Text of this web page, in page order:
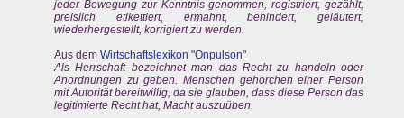
jeder Bewegung zur Kenntnis genommen, registriert, gezählt,
preislich etikettiert, ermahnt, behindert, geläutert,
wiederhergestellt, korrigiert zu werden.
Aus dem Wirtschaftslexikon "Onpulson"
Als Herrschaft bezeichnet man das Recht zu handeln oder
Anordnungen zu geben. Menschen gehorchen einer Person
mit Autorität bereitwillig, da sie glauben, dass diese Person das
legitimierte Recht hat, Macht auszuüben.